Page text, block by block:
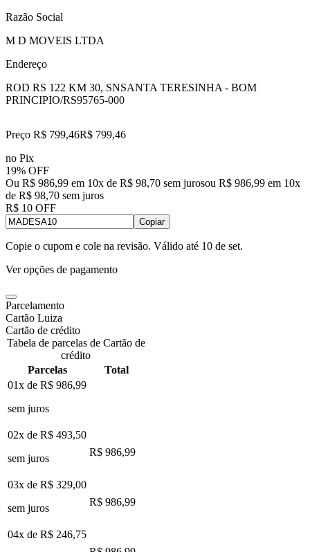
Razão Social
M D MOVEIS LTDA
Endereço
ROD RS 122 KM 30, SNSANTA TERESINHA - BOM
PRINCIPIO/RS95765-000
Preço R$ 799,46R$ 799,46
no Pix
19% OFF
Ou R$ 986,99 em 10x de R$ 98,70 sem jurosou R$ 986,99 em 10x
de R$ 98,70 sem juros
R$ 10 OFF
Copiar
Copie o cupom e cole na revisão. Válido até 10 de set.
Ver opções de pagamento
Parcelamento
Cartão Luiza
Cartão de crédito
Tabela de parcelas de Cartão de
crédito
Parcelas
Total
01x de R$ 986,99
sem juros
02x de R$ 493,50
sem juros
R$ 986,99
03x de R$ 329,00
sem juros
R$ 986,99
04x de R$ 246,75